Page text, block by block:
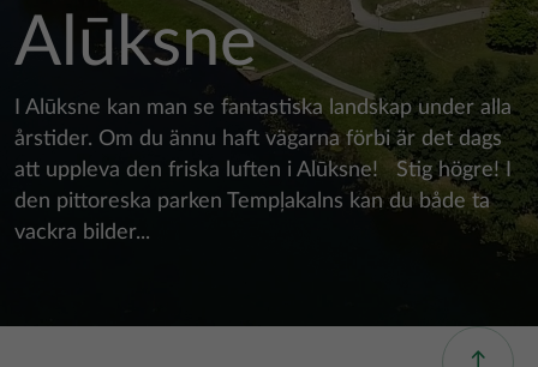
Alūksne
I Alūksne kan man se fantastiska landskap under alla
årstider. Om du ännu haft vägarna förbi är det dags
att uppleva den friska luften i Alūksne! Stig högre! I
den pittoreska parken Tempļakalns kan du både ta
vackra bilder...